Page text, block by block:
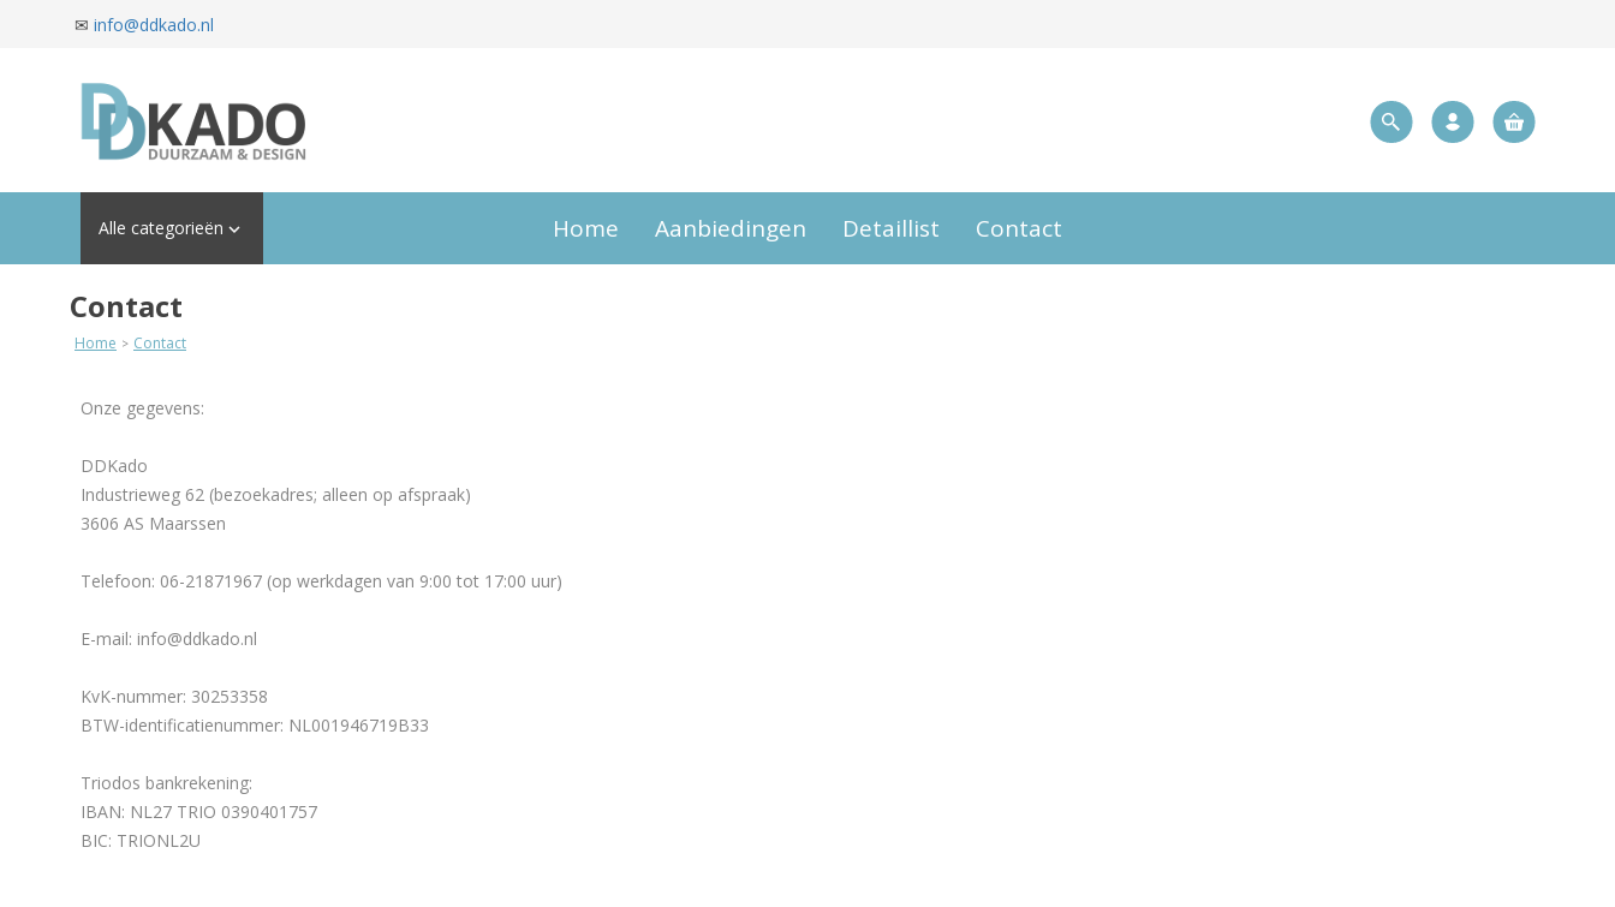
✉ info@ddkado.nl
Alle categorieën  Home Aanbiedingen Detaillist Contact
Contact
Home > Contact
Onze gegevens:
DDKado
Industrieweg 62 (bezoekadres; alleen op afspraak)
3606 AS Maarssen
Telefoon: 06-21871967 (op werkdagen van 9:00 tot 17:00 uur)
E-mail: info@ddkado.nl
KvK-nummer: 30253358
BTW-identificatienummer: NL001946719B33
Triodos bankrekening:
IBAN: NL27 TRIO 0390401757
BIC: TRIONL2U